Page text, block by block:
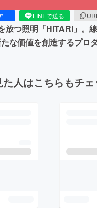
LINEで送る
放つ照明「HITARI」。
な価値を創造するプロダ
人はこちらもチ